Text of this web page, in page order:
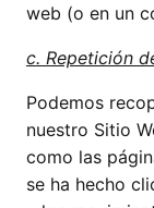
web (o en un
c. Repetición
Podemos
nuestro Sitio
como las
se ha hecho